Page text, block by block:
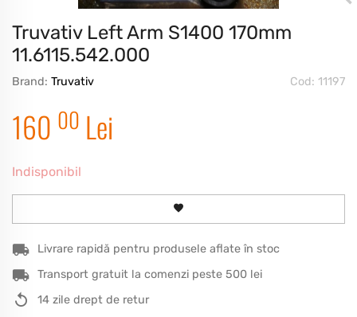
Truvativ Left Arm S1400 170mm
11.6115.542.000
Brand: Truvativ Cod: 11197
160 00 Lei
Indisponibil
Livrare rapidă pentru produsele aflate în stoc
Transport gratuit la comenzi peste 500 lei
14 zile drept de retur